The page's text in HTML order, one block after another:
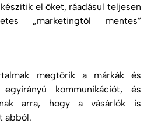
el őket, ráadásul teljesen
„marketingtől mentes”
megtörik a márkák és
kommunikációt, és
arra, hogy a vásárlók is
abból.